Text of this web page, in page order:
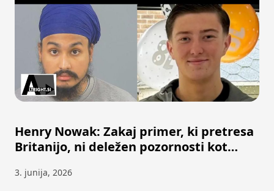
Henry Nowak: Zakaj primer, ki pretresa
Britanijo, ni deležen pozornosti kot
3. junija, 2026